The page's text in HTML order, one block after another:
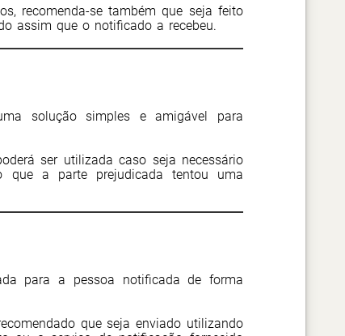
recomenda-se também que seja feito
assim que o notificado a recebeu.
solução simples e amigável para
ser utilizada caso seja necessário
que a parte prejudicada tentou uma
para a pessoa notificada de forma
que seja enviado utilizando